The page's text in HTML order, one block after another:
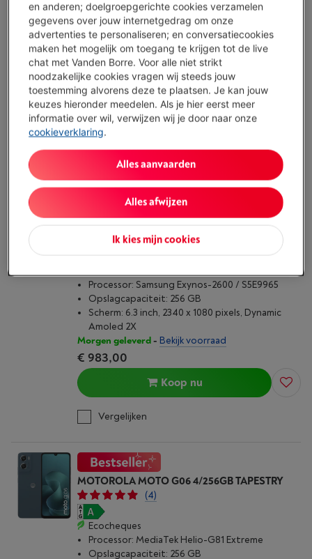
Ecocheques
Processor: Samsung Exynos-1680
Opslagcapaciteit: 256 GB
Scherm: 6.7 inch, 1080 x 2340 pixels (FHD+),
Super Amoled
Morgen geleverd -Bekijk voorraad
€ 509,00
Koop nu
Vergelijken
Voor jou getest
(267)
Processor: Samsung Exynos-2600 / S5E9965
Opslagcapaciteit: 256 GB
Scherm: 6.3 inch, 2340 x 1080 pixels, Dynamic
Amoled 2X
Morgen geleverd- Bekijk voorraad
€ 983,00
Koop nu
Vergelijken
MOTOROLA MOTO G06 4/256GB TAPESTRY
(4)
Ecocheques
Processor: MediaTek Helio-G81 Extreme
Opslagcapaciteit: 256 GB
en anderen; doelgroepgerichte cookies verzamelen
gegevens over jouw internetgedrag om onze
advertenties te personaliseren; en conversatiecookies
maken het mogelijk om toegang te krijgen tot de live
chat met Vanden Borre. Voor alle niet strikt
noodzakelijke cookies vragen wij steeds jouw
toestemming alvorens deze te plaatsen. Je kan jouw
keuzes hieronder meedelen. Als je hier eerst meer
informatie over wil, verwijzen wij je door naar onze
cookieverklaring.
Ik kies mijn cookies
Alles afwijzen
Alles aanvaarden